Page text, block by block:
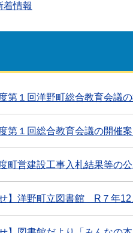
着情報
第１回洋野町総合教育会議
第１回総合教育会議の開催
町営建設工事入札結果等の
せ】洋野町立図書館 R７年